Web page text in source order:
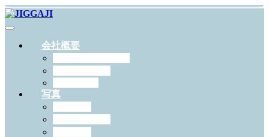
会社概要
写真